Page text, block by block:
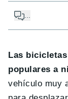
...
Las
populares a
vehículo muy